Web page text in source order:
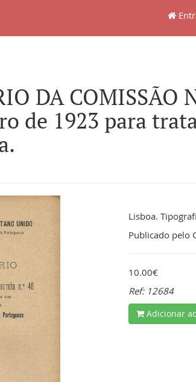
DA COMISSÃO
de 1923 para
Lisboa.
Publicado pelo
10.00€
Ref: 12684
Adicionar